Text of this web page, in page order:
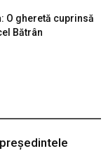
O gheretă cuprinsă
Bătrân